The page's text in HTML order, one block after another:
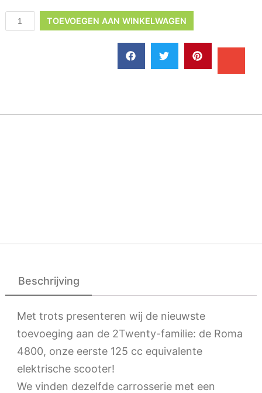
TOEVOEGEN AAN WINKELWAGEN
Beschrijving
Met trots presenteren wij de nieuwste
toevoeging aan de 2Twenty-familie: de Roma
4800, onze eerste 125 cc equivalente
elektrische scooter!
We vinden dezelfde carrosserie met een